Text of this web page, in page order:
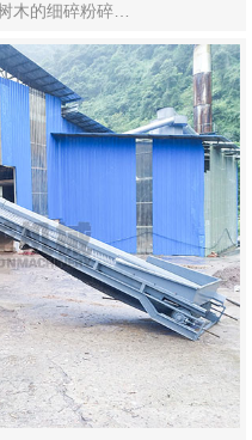
木的细碎粉碎…